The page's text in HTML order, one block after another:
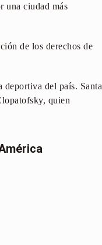
una ciudad más
de los derechos de
deportiva del país. Santa
quien